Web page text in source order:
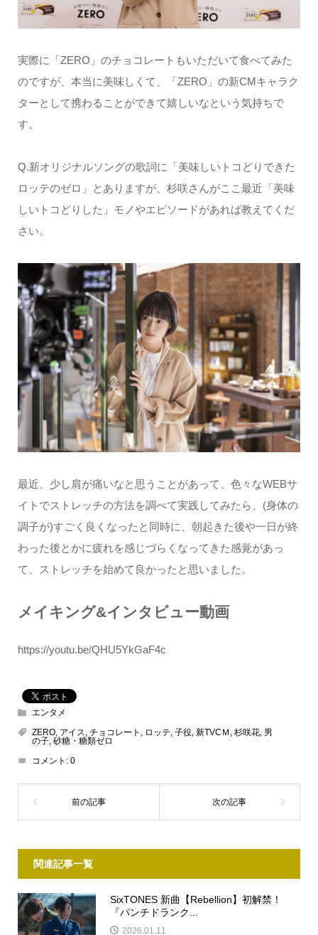
実際に「ZERO」のチョコレートもいただいて食べてみた
のですが、本当に美味しくて、「ZERO」の新CMキャラク
ターとして携わることができて嬉しいなという気持ちで
す。
Q.新オリジナルソングの歌詞に「美味しいトコどりできた
ロッテのゼロ」とありますが、杉咲さんがここ最近「美味
しいトコどりした」モノやエピソードがあれば教えてくだ
さい。
最近、少し肩が痛いなと思うことがあって、色々なWEBサ
イトでストレッチの方法を調べて実践してみたら、(身体の
調子が)すごく良くなったと同時に、朝起きた後や一日が終
わった後とかに疲れを感じづらくなってきた感覚があっ
て、ストレッチを始めて良かったと思いました。
メイキング&インタビュー動画
https://youtu.be/QHU5YkGaF4c
エンタメ
ZERO, アイス チョコレート ロッテ 子役, 新TVCＭ 杉咲花, 男
の子, 砂糖・糖類ゼロ
コメント: 0
関連記事一覧
SixTONES 新曲【Rebellion】初解禁！
『パンチドランク...
2026.01.11